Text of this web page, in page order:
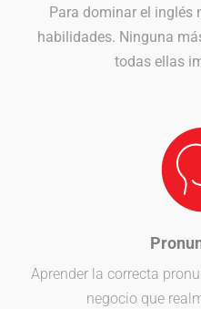
Para dominar el inglés
habilidades. Ninguna
todas ellas
Aprender la correcta
negocio que